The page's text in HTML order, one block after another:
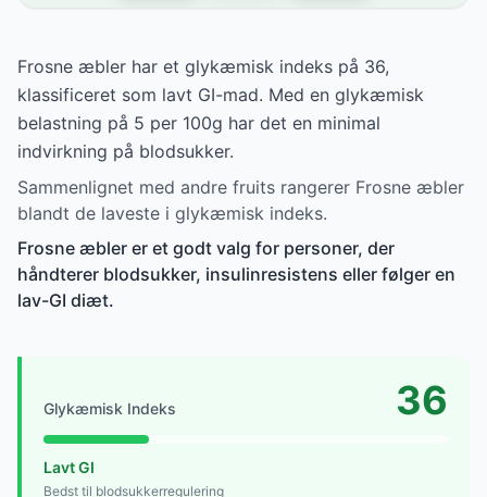
Frosne æbler har et glykæmisk indeks på 36,
klassificeret som lavt GI-mad. Med en glykæmisk
belastning på 5 per 100g har det en minimal
indvirkning på blodsukker.
Sammenlignet med andre fruits rangerer Frosne æbler
blandt de laveste i glykæmisk indeks.
Frosne æbler er et godt valg for personer, der
håndterer blodsukker, insulinresistens eller følger en
lav-GI diæt.
Glykæmisk Indeks 36
Lavt GI
Bedst til blodsukkerregulering